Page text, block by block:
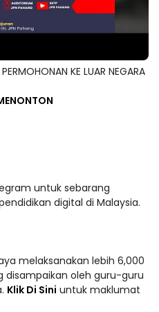
KE LUAR NEGARA
untuk sebarang
digital di Malaysia.
melaksanakan lebih 6,000
disampaikan oleh guru-guru
Klik Di Sini untuk maklumat